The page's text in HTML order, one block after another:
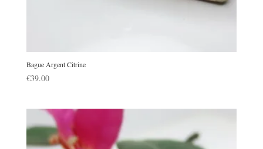
Bague Argent Citrine
€39.00